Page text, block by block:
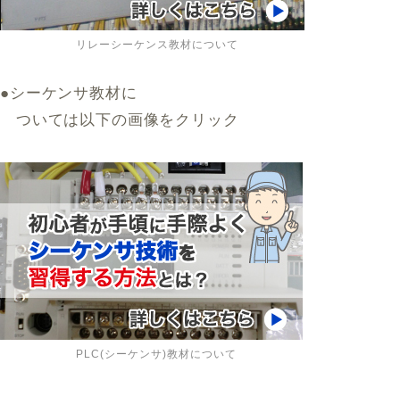
リレーシーケンス教材について
●シーケンサ教材に
ついては以下の画像をクリック
PLC(シーケンサ)教材について